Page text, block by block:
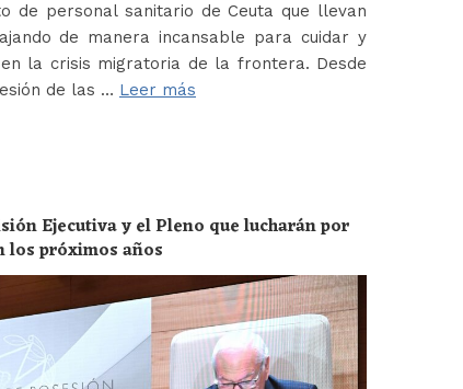
de personal sanitario de Ceuta que llevan
de manera incansable para cuidar y
la crisis migratoria de la frontera. Desde
de las … Leer más
Ejecutiva y el Pleno que lucharán por
los próximos años